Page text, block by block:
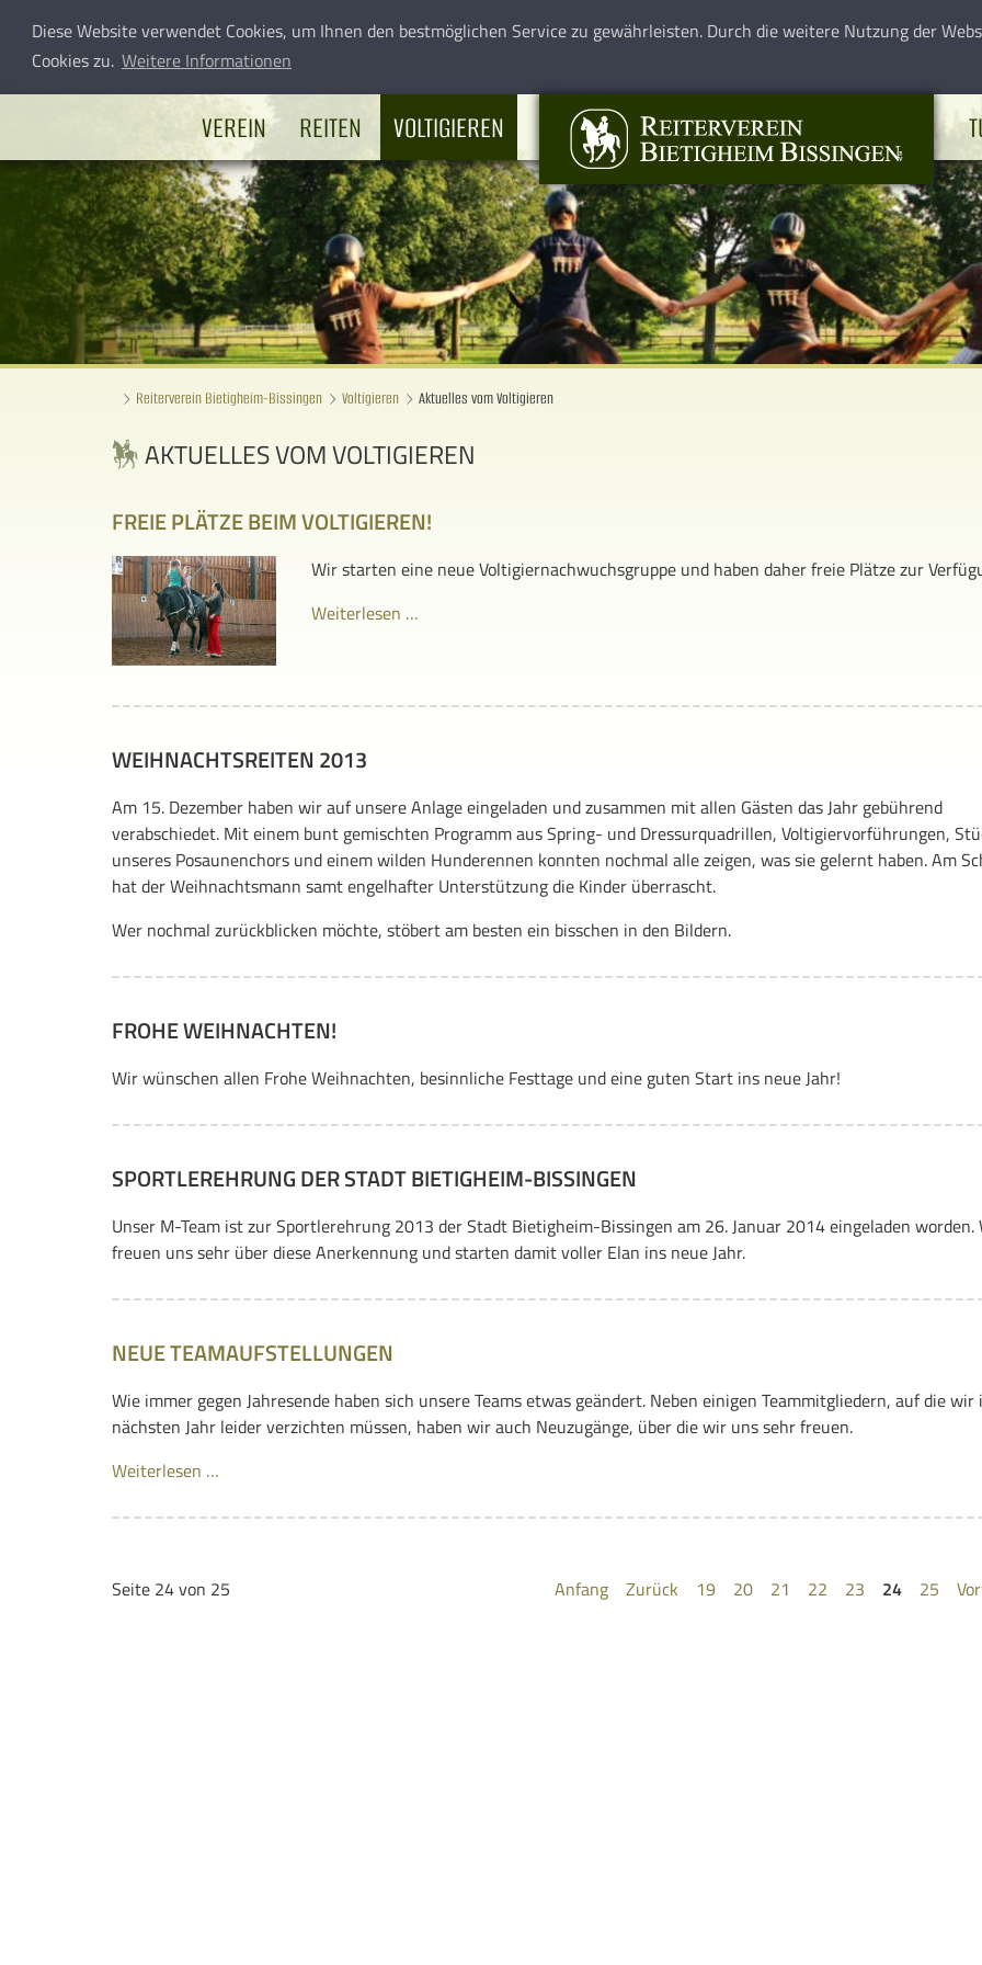
Diese Website verwendet Cookies, um Ihnen den bestmöglichen Service zu gewährleisten. Durch die weitere Nutzung der
Cookies zu. Weitere Informationen
VEREIN REITEN VOLTIGIEREN
Reiterverein Bietigheim-Bissingen Voltigieren Aktuelles vom Voltigieren
AKTUELLES VOM VOLTIGIEREN
FREIE PLÄTZE BEIM VOLTIGIEREN!
Wir starten eine neue Voltigiernachwuchsgruppe und haben daher freie Plätze zur
Weiterlesen …
WEIHNACHTSREITEN 2013
Am 15. Dezember haben wir auf unsere Anlage eingeladen und zusammen mit allen Gästen das Jahr gebührend
verabschiedet. Mit einem bunt gemischten Programm aus Spring- und Dressurquadrillen, Voltigiervorführungen,
unseres Posaunenchors und einem wilden Hunderennen konnten nochmal alle zeigen, was sie gelernt haben. Am
hat der Weihnachtsmann samt engelhafter Unterstützung die Kinder überrascht.
Wer nochmal zurückblicken möchte, stöbert am besten ein bisschen in den Bildern.
FROHE WEIHNACHTEN!
Wir wünschen allen Frohe Weihnachten, besinnliche Festtage und eine guten Start ins neue Jahr!
SPORTLEREHRUNG DER STADT BIETIGHEIM-BISSINGEN
Unser M-Team ist zur Sportlerehrung 2013 der Stadt Bietigheim-Bissingen am 26. Januar 2014 eingeladen worden.
freuen uns sehr über diese Anerkennung und starten damit voller Elan ins neue Jahr.
NEUE TEAMAUFSTELLUNGEN
Wie immer gegen Jahresende haben sich unsere Teams etwas geändert. Neben einigen Teammitgliedern, auf die wir
nächsten Jahr leider verzichten müssen, haben wir auch Neuzugänge, über die wir uns sehr freuen.
Weiterlesen …
Seite 24 von 25 Anfang Zurück 19 20 21 22 23 24 25